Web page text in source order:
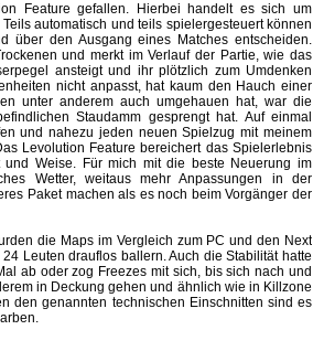
Feature gefallen. Hierbei handelt es sich um
automatisch und teils spielergesteuert können
über den Ausgang eines Matches entscheiden.
und merkt im Verlauf der Partie, wie das
ansteigt und ihr plötzlich zum Umdenken
nicht anpasst, hat kaum den Hauch einer
unter anderem auch umgehauen hat, war die
Staudamm gesprengt hat. Auf einmal
und nahezu jeden neuen Spielzug mit meinem
Levolution Feature bereichert das Spielerlebnis
Weise. Für mich mit die beste Neuerung im
Wetter, weitaus mehr Anpassungen in der
Paket machen als es noch beim Vorgänger der
die Maps im Vergleich zum PC und den Next
Leuten drauflos ballern. Auch die Stabilität hatte
ab oder zog Freezes mit sich, bis sich nach und
in Deckung gehen und ähnlich wie in Killzone
den genannten technischen Einschnitten sind es